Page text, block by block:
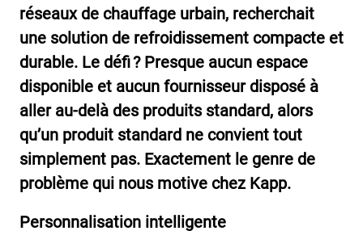
réseaux de chauffage urbain, recherchait
une solution de refroidissement compacte et
durable. Le défi ? Presque aucun espace
disponible et aucun fournisseur disposé à
aller au-delà des produits standard, alors
qu’un produit standard ne convient tout
simplement pas. Exactement le genre de
problème qui nous motive chez Kapp.
Personnalisation intelligente